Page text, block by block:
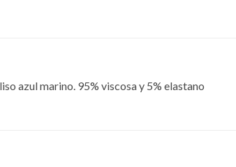
azul marino. 95% viscosa y 5% elastano